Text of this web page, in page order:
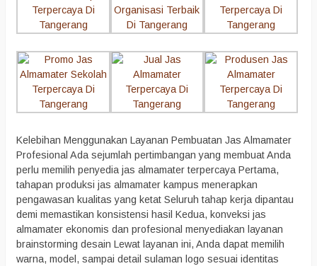
Kelebihan Menggunakan Layanan Pembuatan Jas Almamater
Profesional Ada sejumlah pertimbangan yang membuat Anda
perlu memilih penyedia jas almamater terpercaya Pertama,
tahapan produksi jas almamater kampus menerapkan
pengawasan kualitas yang ketat Seluruh tahap kerja dipantau
demi memastikan konsistensi hasil Kedua, konveksi jas
almamater ekonomis dan profesional menyediakan layanan
brainstorming desain Lewat layanan ini, Anda dapat memilih
warna, model, sampai detail sulaman logo sesuai identitas